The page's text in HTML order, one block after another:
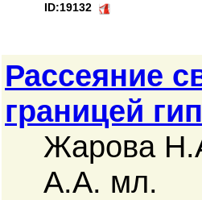
ID:19132
Рассеяние
границей
Жарова
А.А. мл.